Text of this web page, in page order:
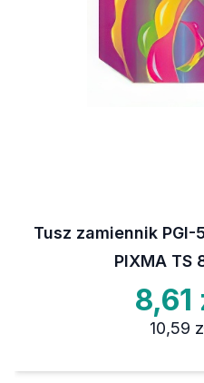
Tusz zamiennik PGI-
PIXMA TS
8,61
10,59